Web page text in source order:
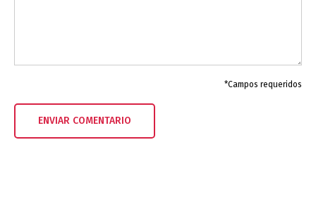
*Campos requeridos